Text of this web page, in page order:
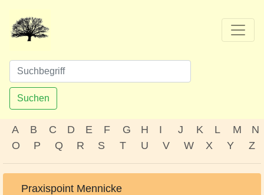
Suchen
A B C D E F G H I J K L M
N
O
P Q R S T U V W X Y Z
Praxispoint Mennicke